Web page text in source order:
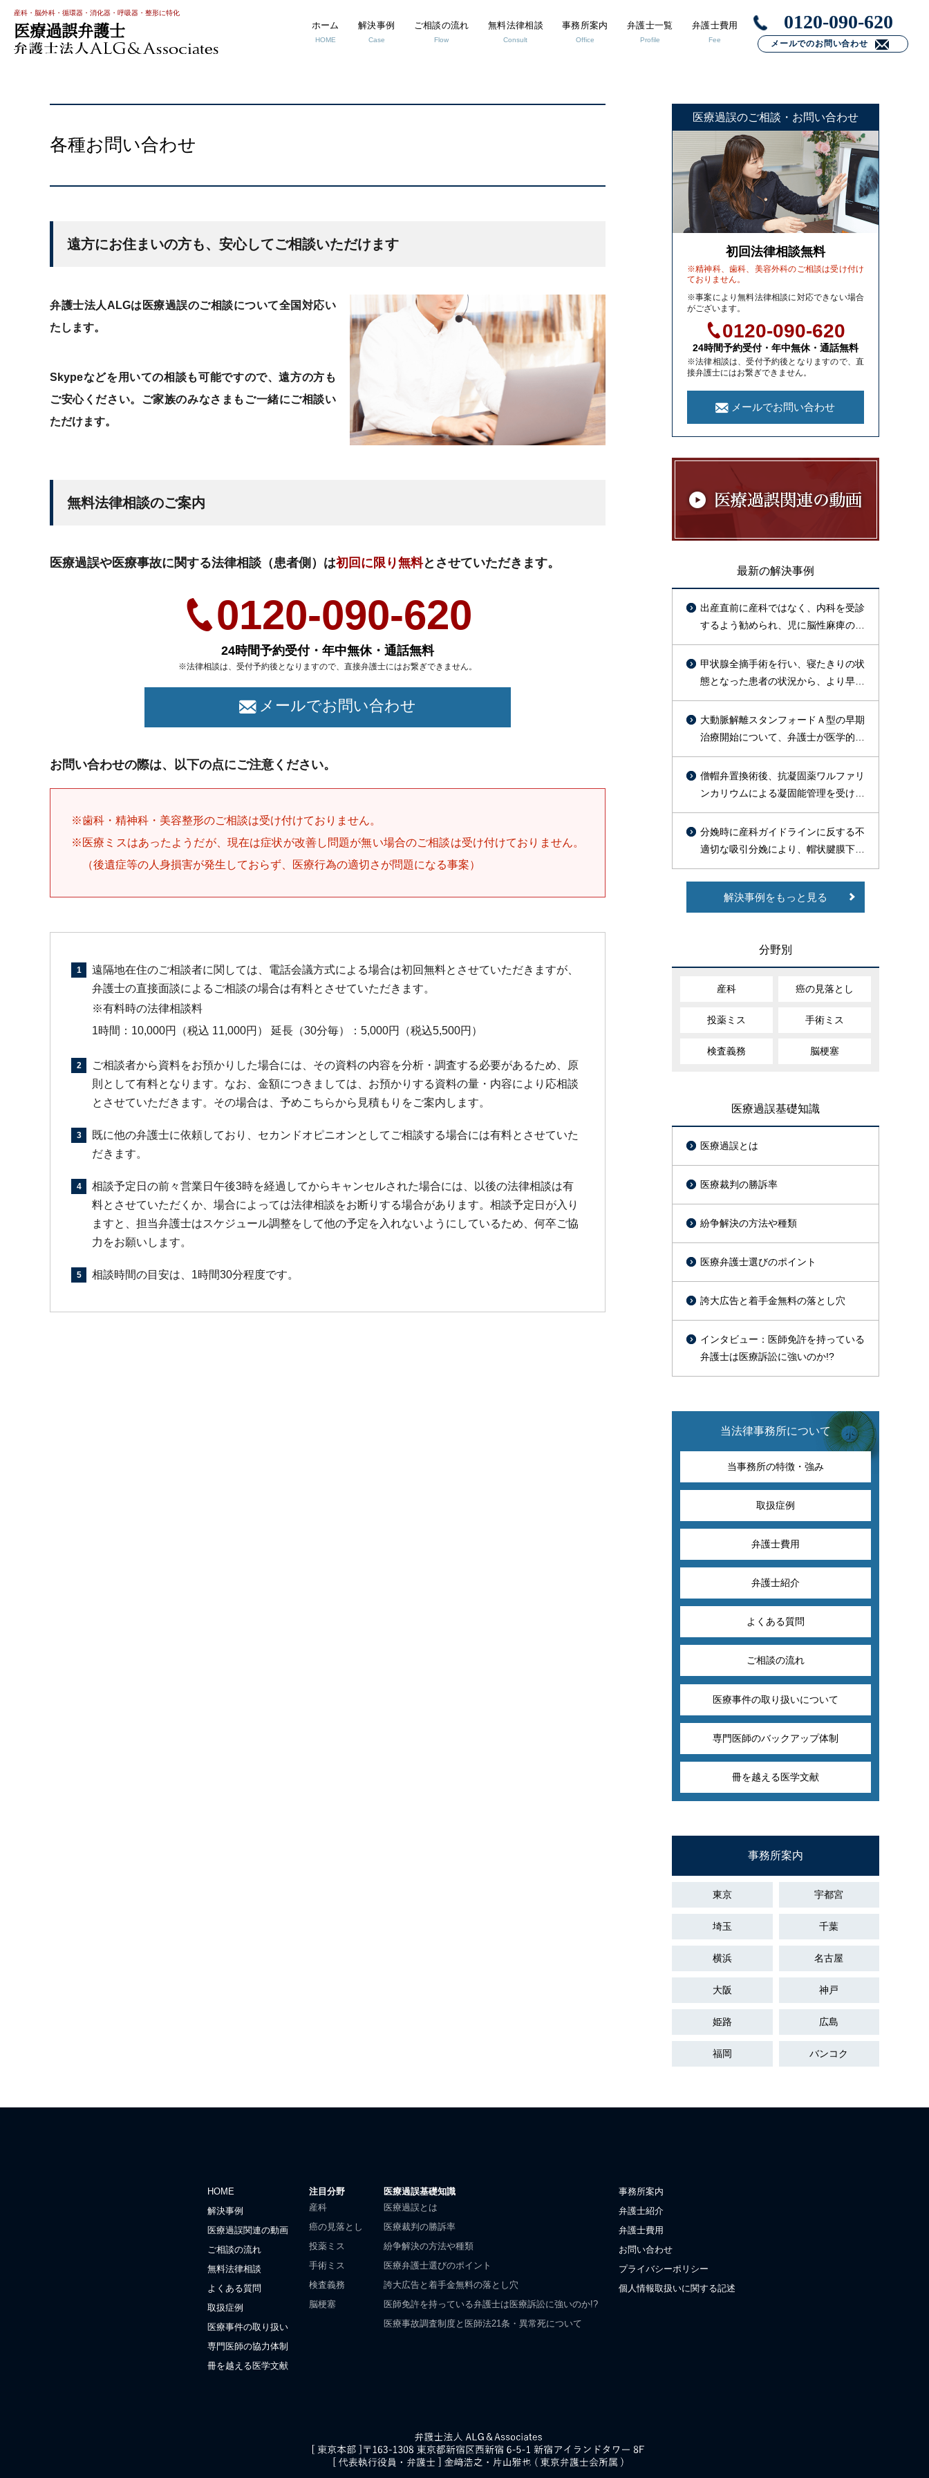
産科・脳外科・循環器・消化器・呼吸器・整形に特化
医療過誤弁護士 ホーム
HOME
解決事例
Case
ご相談の流れ
Flow
無料法律相談
Consult
事務所案内
Office
弁護士一覧
Profile
弁護士費用
Fee
0120-090-620
メールでのお問い合わせ
各種お問い合わせ
遠方にお住まいの方も、安心してご相談いただけます
弁護士法人ALGは医療過誤のご相談について全国対応い
たします。
Skypeなどを用いての相談も可能ですので、遠方の方も
ご安心ください。ご家族のみなさまもご一緒にご相談い
ただけます。
無料法律相談のご案内
医療過誤や医療事故に関する法律相談（患者側）は初回に限り無料とさせていただきます。
0120-090-620
24時間予約受付・年中無休・通話無料
※法律相談は、受付予約後となりますので、 直接弁護士にはお繋ぎできません。
メールでお問い合わせ
お問い合わせの際は、以下の点にご注意ください。
※歯科・精神科・美容整形のご相談は受け付けておりません。
※医療ミスはあったようだが、現在は症状が改善し問題が無い場合のご相談は受け付けておりません。
（後遺症等の人身損害が発生しておらず、医療行為の適切さが問題になる事案）
遠隔地在住のご相談者に関しては、電話会議方式による場合は初回無料とさせていただきますが、
弁護士の直接面談によるご相談の場合は有料とさせていただきます。
※有料時の法律相談料
1時間：10,000円（税込 11,000円） 延長（30分毎）：5,000円（税込5,500円）
ご相談者から資料をお預かりした場合には、その資料の内容を分析・調査する必要があるため、原
則として有料となります。なお、金額につきましては、お預かりする資料の量・内容により応相談
とさせていただきます。その場合は、予めこちらから見積もりをご案内します。
既に他の弁護士に依頼しており、セカンドオピニオンとしてご相談する場合には有料とさせていた
だきます。
相談予定日の前々営業日午後3時を経過してからキャンセルされた場合には、以後の法律相談は有
料とさせていただくか、場合によっては法律相談をお断りする場合があります。相談予定日が入り
ますと、担当弁護士はスケジュール調整をして他の予定を入れないようにしているため、何卒ご協
力をお願いします。
相談時間の目安は、1時間30分程度です。
医療過誤のご相談・お問い合わせ
初回法律相談無料
※精神科、歯科、美容外科のご相談は受け付け
ておりません。
※事案により無料法律相談に対応できない場合
がございます。
0120-090-620
24時間予約受付・年中無休・通話無料
※法律相談は、受付予約後となりますので、直
接弁護士にはお繋ぎできません。
メールでお問い合わせ
最新の解決事例
出産直前に産科ではなく、内科を受診
するよう勧められ、児に脳性麻痺の後
遺症が残った事案
甲状腺全摘手術を行い、寝たきりの状
態となった患者の状況から、より早期
に術後出血を疑った対応をすべきであ
ったと判断し訴外交渉を行い、約１億
円を支払う旨の合意が成立した事例
大動脈解離スタンフォードＡ型の早期
治療開始について、弁護士が医学的文
献の裏付けをもって主張し、総額約
1800万円で勝訴的和解が成立した事例
僧帽弁置換術後、抗凝固薬ワルファリ
ンカリウムによる凝固能管理を受けて
いた高齢患者が、皮膚疾患治療のため
セフェム系抗菌薬等の投与を受けたと
ころ、PT-INR異常高値（9.51）を示
時要介護状態で症状固定したことにつ
いて、1億2000万円余の和解が成立し
た事例
分娩時に産科ガイドラインに反する不
適切な吸引分娩により、帽状腱膜下出
血による播種性血管内凝固症候群
（DIC）を引き起こし、出産後死亡し
た事案で、和解により約3500万円の賠
解決事例をもっと見る
分野別
産科 癌の見落とし
投薬ミス 手術ミス
検査義務 脳梗塞
医療過誤基礎知識
医療過誤とは
医療裁判の勝訴率
紛争解決の方法や種類
医療弁護士選びのポイント
誇大広告と着手金無料の落とし穴
インタビュー：医師免許を持っている
弁護士は医療訴訟に強いのか!?
当法律事務所について
当事務所の特徴・強み
取扱症例
弁護士費用
弁護士紹介
よくある質問
ご相談の流れ
医療事件の取り扱いについて
専門医師のバックアップ体制
冊を越える医学文献
事務所案内
東京 宇都宮
埼玉 千葉
横浜 名古屋
大阪 神戸
姫路 広島
福岡 バンコク
HOME
解決事例
医療過誤関連の動画
ご相談の流れ
無料法律相談
よくある質問
取扱症例
医療事件の取り扱い
専門医師の協力体制
冊を越える医学文献
注目分野
産科
癌の見落とし
投薬ミス
手術ミス
検査義務
脳梗塞
医療過誤基礎知識
医療過誤とは
医療裁判の勝訴率
紛争解決の方法や種類
医療弁護士選びのポイント
誇大広告と着手金無料の落とし穴
医師免許を持っている弁護士は医療訴訟に強いのか!?
医療事故調査制度と医師法21条・異常死について
事務所案内
弁護士紹介
弁護士費用
お問い合わせ
プライバシーポリシー
個人情報取扱いに関する記述